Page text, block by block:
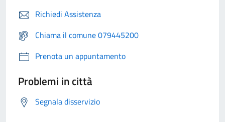
Richiedi Assistenza
Chiama il comune 079445200
Prenota un appuntamento
Problemi in città
Segnala disservizio